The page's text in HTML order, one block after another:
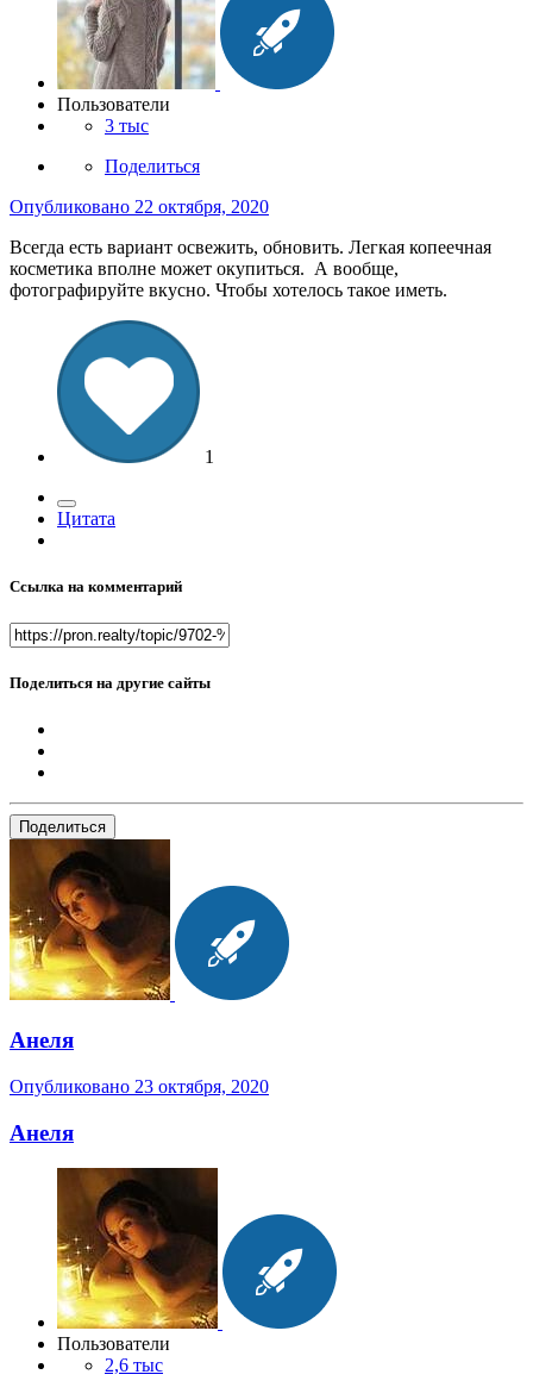
Пользователи
3 тыс
Поделиться
Опубликовано 22 октября, 2020
Всегда есть вариант освежить, обновить. Легкая копеечная
косметика вполне может окупиться. А вообще,
фотографируйте вкусно. Чтобы хотелось такое иметь.
1
Цитата
Ссылка на комментарий
Поделиться на другие сайты
Поделиться
Анеля
Опубликовано 23 октября, 2020
Анеля
Пользователи
2,6 тыс